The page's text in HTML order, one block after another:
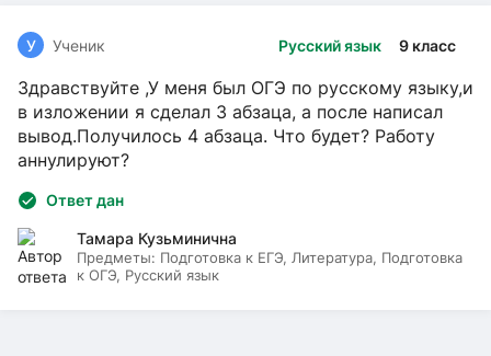
Русский язык 9 класс
У Ученик
Здравствуйте ,У меня был ОГЭ по русскому языку,и
в изложении я сделал 3 абзаца, а после написал
вывод.Получилось 4 абзаца. Что будет? Работу
аннулируют?
Ответ дан
Тамара Кузьминична
Предметы: Подготовка к ЕГЭ, Литература, Подготовка
к ОГЭ, Русский язык